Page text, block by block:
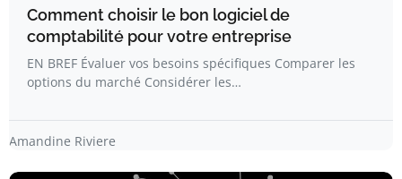
Comment choisir le bon logiciel de
comptabilité pour votre entreprise
EN BREF Évaluer vos besoins spécifiques Comparer les
options du marché Considérer les…
Amandine Riviere